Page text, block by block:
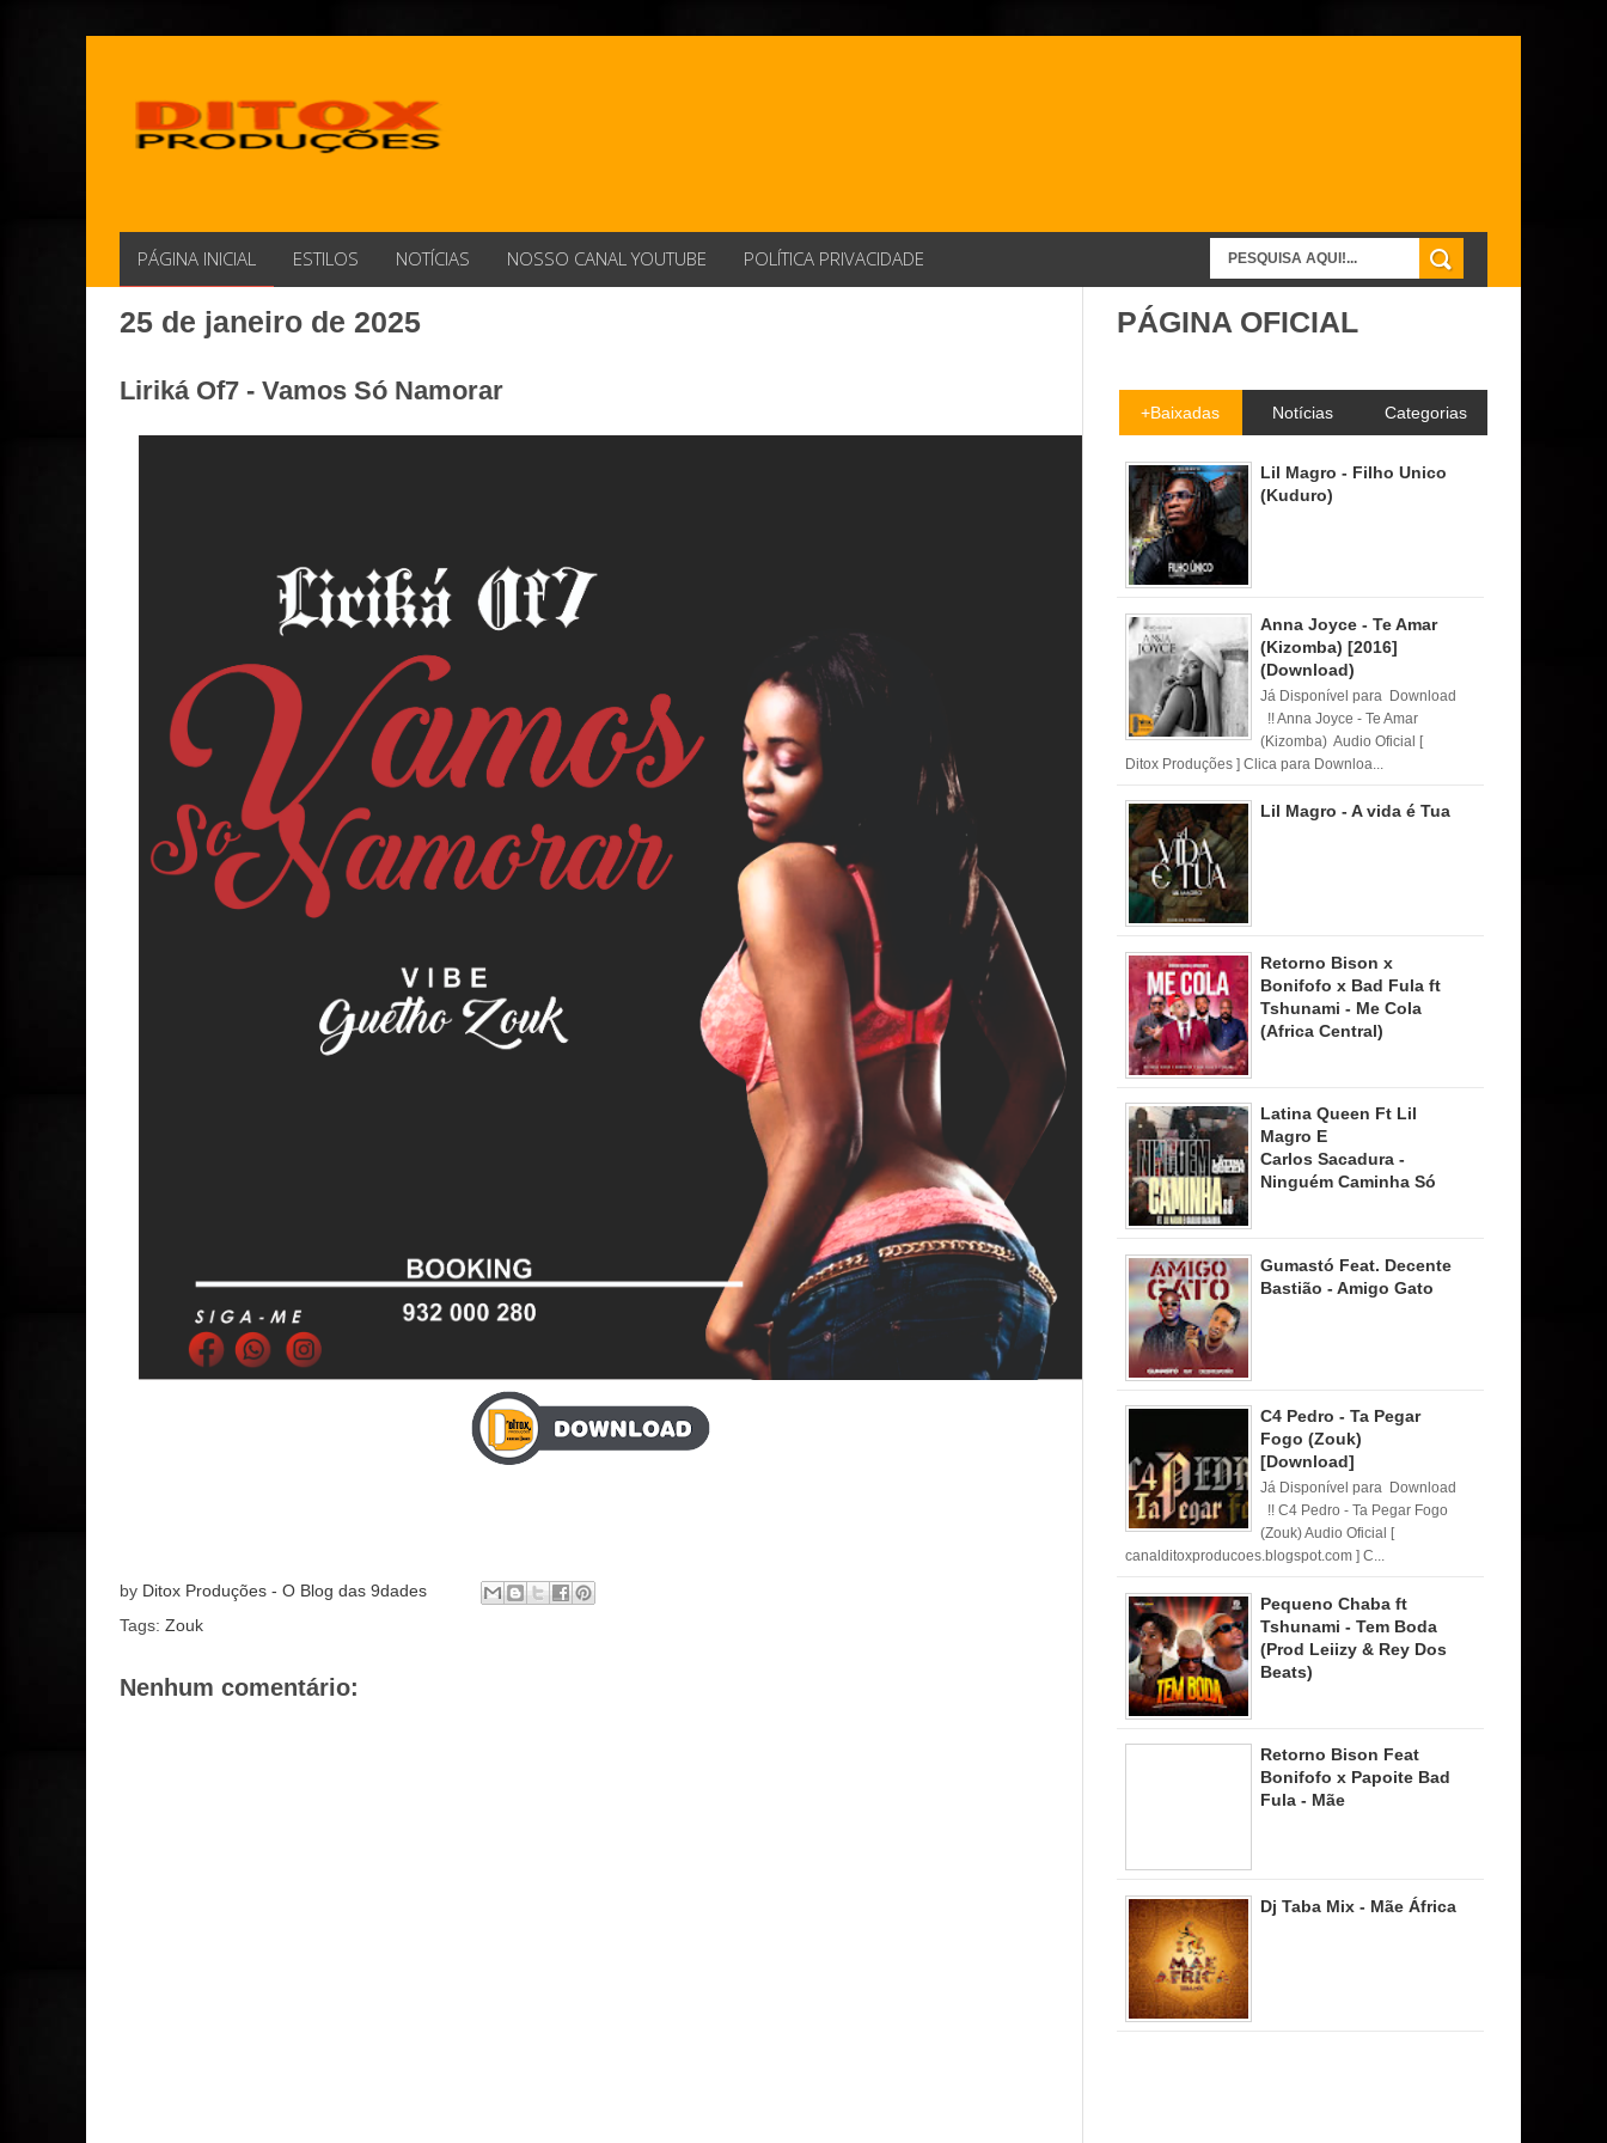
PÁGINA INICIAL ESTILOS NOTÍCIAS NOSSO CANAL YOUTUBE POLÍTICA PRIVACIDADE
25 de janeiro de 2025
Liriká Of7 - Vamos Só Namorar
by Ditox Produções - O Blog das 9dades
Tags: Zouk
Nenhum comentário:
PÁGINA OFICIAL
+Baixadas Notícias Categorias
Lil Magro - Filho Unico
(Kuduro)
Anna Joyce - Te Amar
(Kizomba) [2016]
(Download)
Já Disponível para Download
!! Anna Joyce - Te Amar
(Kizomba) Audio Oficial [
Ditox Produções ] Clica para Downloa...
Lil Magro - A vida é Tua
Retorno Bison x
Bonifofo x Bad Fula ft
Tshunami - Me Cola
(Africa Central)
Latina Queen Ft Lil
Magro E
Carlos Sacadura -
Ninguém Caminha Só
Gumastó Feat. Decente
Bastião - Amigo Gato
C4 Pedro - Ta Pegar
Fogo (Zouk)
[Download]
Já Disponível para Download
!! C4 Pedro - Ta Pegar Fogo
(Zouk) Audio Oficial [
canalditoxproducoes.blogspot.com ] C...
Pequeno Chaba ft
Tshunami - Tem Boda
(Prod Leiizy & Rey Dos
Beats)
Retorno Bison Feat
Bonifofo x Papoite Bad
Fula - Mãe
Dj Taba Mix - Mãe África